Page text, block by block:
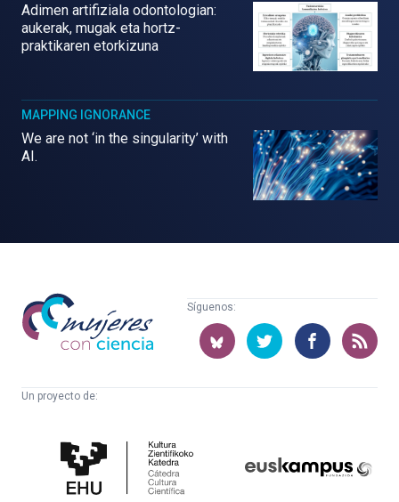
Adimen artifiziala odontologian:
aukerak, mugak eta hortz-
praktikaren etorkizuna
MAPPING IGNORANCE
We are not ‘in the singularity’ with
AI.
Mujeres
con
ciencia
Síguenos:
Un proyecto de:
Cultura
Científica